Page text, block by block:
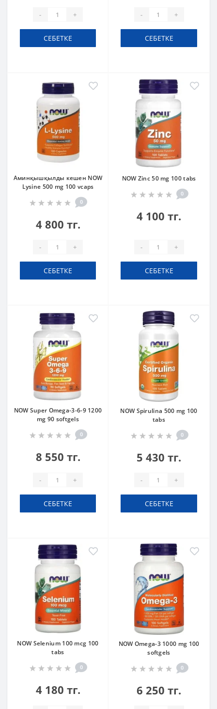
- +
СЕБЕТКЕ
- +
СЕБЕТКЕ
Аминқышқылды кешен NOW
Lysine 500 mg 100 vcaps
0
4 800 тг.
- +
СЕБЕТКЕ
NOW Zinc 50 mg 100 tabs
0
4 100 тг.
- +
СЕБЕТКЕ
NOW Super Omega-3-6-9 1200
mg 90 softgels
0
8 550 тг.
- +
СЕБЕТКЕ
NOW Spirulina 500 mg 100
tabs
0
5 430 тг.
- +
СЕБЕТКЕ
NOW Selenium 100 mcg 100
tabs
0
4 180 тг.
NOW Omega-3 1000 mg 100
softgels
0
6 250 тг.